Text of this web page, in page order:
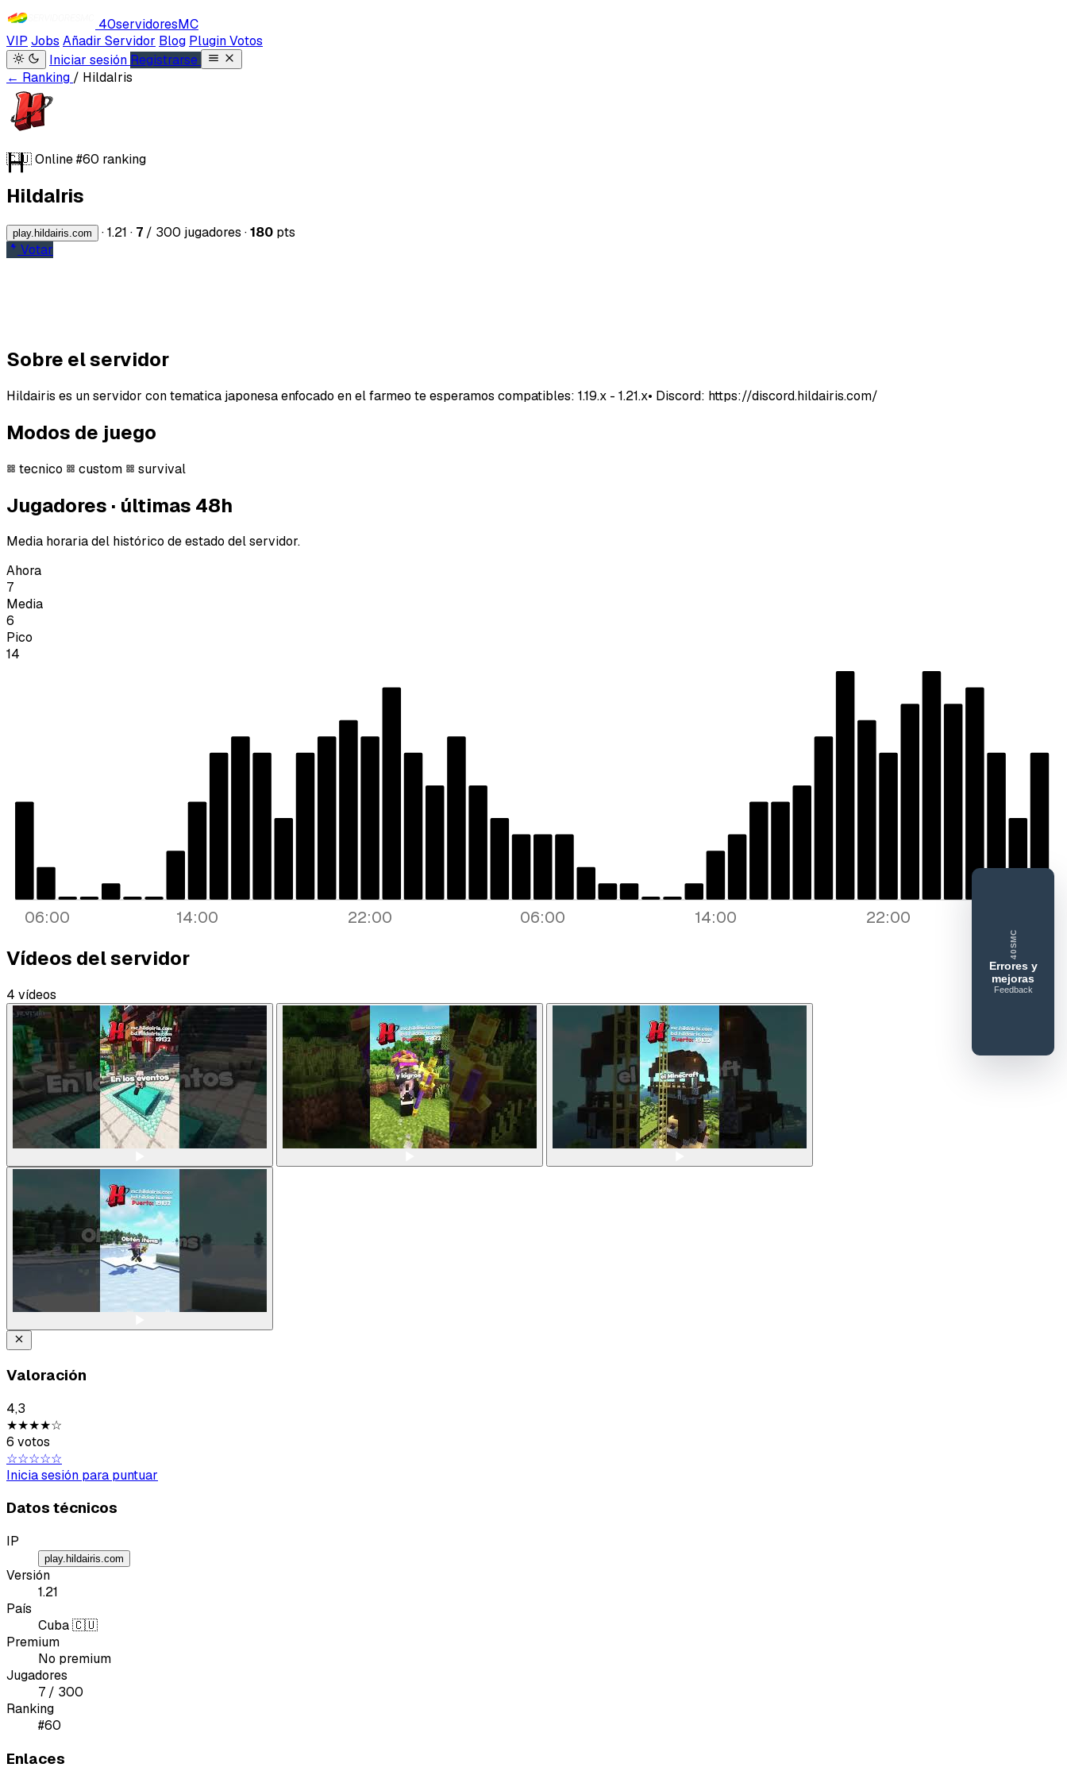
40servidoresMC
VIP Jobs Añadir Servidor Blog Plugin Votos
Iniciar sesión Registrarse
← Ranking / HildaIris
H
🇨🇺Online#60 ranking
HildaIris
play.hildairis.com ·1.21 · 7 / 300 jugadores ·180 pts
Votar
Sobre el servidor
Hildairis es un servidor con tematica japonesa enfocado en el farmeo te esperamos compatibles: 1.19.x - 1.21.x• Discord: https://discord.hildairis.com/
Modos de juego
tecnico custom survival
Jugadores · últimas 48h
Media horaria del histórico de estado del servidor.
Ahora
7
Media
6
Pico
14
06:00 14:00 22:00 06:00 14:00 22:00
Vídeos del servidor
4 vídeos
Valoración
4,3
★★★★☆
6 votos
☆☆☆☆☆
Inicia sesión para puntuar
Datos técnicos
IP
play.hildairis.com
Versión
1.21
País
Cuba 🇨🇺
Premium
No premium
Jugadores
7 / 300
Ranking
#60
Enlaces
40SMC
Errores y
mejoras
Feedback
Reportar error o mejora
Email